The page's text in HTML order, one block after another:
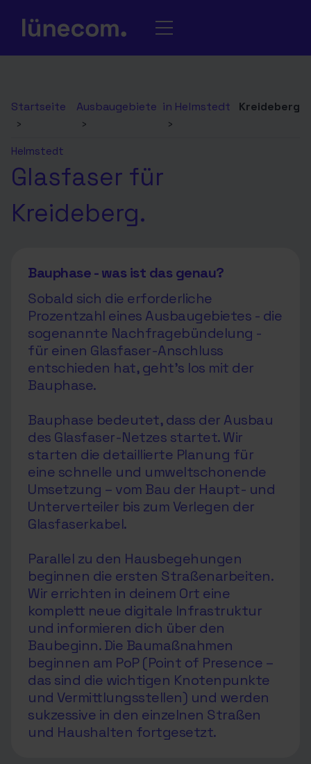
Startseite
›
Ausbaugebiete
›
in Helmstedt
›
Kreideberg
Helmstedt
Glasfaser für
Kreideberg.
Bauphase - was ist das genau?
Sobald sich die erforderliche
Prozentzahl eines Ausbaugebietes - die
sogenannte Nachfragebündelung -
für einen Glasfaser-Anschluss
entschieden hat, geht’s los mit der
Bauphase.
Bauphase bedeutet, dass der Ausbau
des Glasfaser-Netzes startet. Wir
starten die detaillierte Planung für
eine schnelle und umweltschonende
Umsetzung – vom Bau der Haupt- und
Unterverteiler bis zum Verlegen der
Glasfaserkabel.
Parallel zu den Hausbegehungen
beginnen die ersten Straßenarbeiten.
Wir errichten in deinem Ort eine
komplett neue digitale Infrastruktur
und informieren dich über den
Baubeginn. Die Baumaßnahmen
beginnen am PoP (Point of Presence –
das sind die wichtigen Knotenpunkte
und Vermittlungsstellen) und werden
sukzessive in den einzelnen Straßen
und Haushalten fortgesetzt.